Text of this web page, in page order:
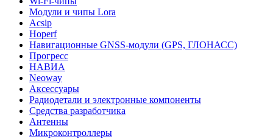
Модули и чипы Lora
Acsip
Hoperf
Навигационные GNSS-модули (GPS, ГЛОНАСС)
Прогресс
НАВИА
Neoway
Аксессуары
Радиодетали и электронные компоненты
Средства разработчика
Антенны
Микроконтроллеры